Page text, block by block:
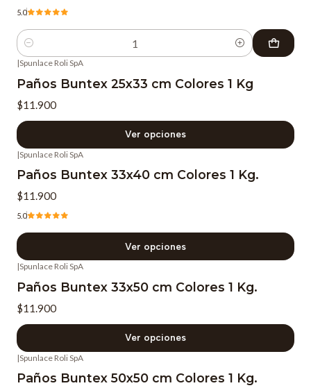
5.0
Cantidad
|Spunlace Roli SpA
Paños Buntex 25x33 cm Colores 1 Kg
$11.900
Ver opciones
|Spunlace Roli SpA
Paños Buntex 33x40 cm Colores 1 Kg.
$11.900
5.0
Ver opciones
|Spunlace Roli SpA
Paños Buntex 33x50 cm Colores 1 Kg.
$11.900
Ver opciones
|Spunlace Roli SpA
Paños Buntex 50x50 cm Colores 1 Kg.